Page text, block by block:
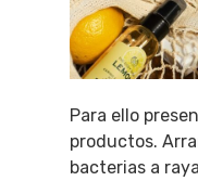
Para ello
productos.
bacterias a